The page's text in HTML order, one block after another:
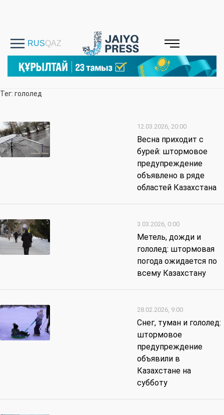
Тег: гололед
12.03.2026, 20:00
Весна приходит с
бурей: штормовое
предупреждение
объявлено в ряде
областей Казахстана
3.03.2026, 0:00
Метель, дожди и
гололед: штормовая
погода ожидается по
всему Казахстану
28.02.2026, 9:00
Снег, туман и гололед:
штормовое
предупреждение
объявили в
Казахстане на
субботу